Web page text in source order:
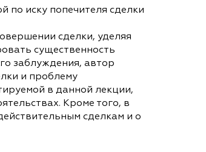
по иску попечителя сделки
сделки, уделяя
существенность
заблуждения, автор
и проблему
в данной лекции,
Кроме того, в
сделкам и о